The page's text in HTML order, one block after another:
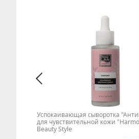
Успокаивающая сыворотка
для чувствительной кожи
Beauty Style